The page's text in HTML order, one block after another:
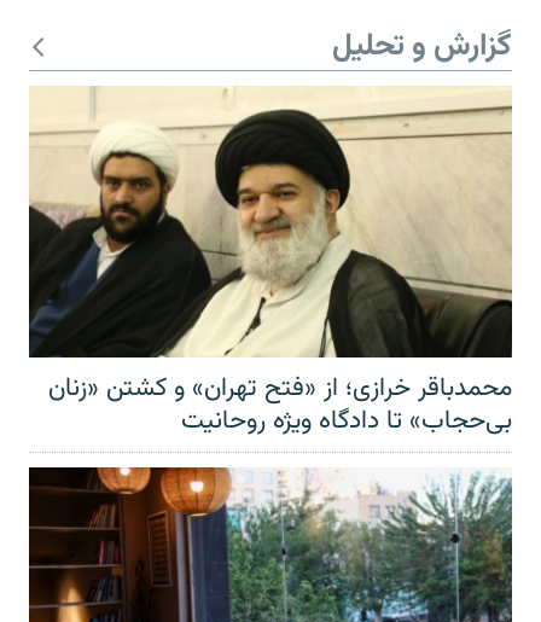
گزارش و تحلیل
محمدباقر خرازی؛ از «فتح تهران» و کشتن «زنان
بی‌حجاب» تا دادگاه ویژه روحانیت